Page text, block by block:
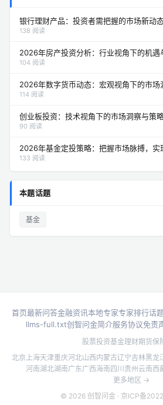
银行理财产品：投资者需把握的市场新动
138 阅读
2026年房产投资分析：行业视角下的机遇
104 阅读
2026年数字货币动态：宏观视角下的市场
114 阅读
创业板投资：技术视角下的市场洞察与策
90 阅读
2026年基金定投策略：把握市场脉搏，实
133 阅读
本题话题
基金
首页最新问答金融资讯本地专家专家排行话
llms-full.txt创智问金简介服务协议免责
股票投资基金理财期货保
北京 上海天津重庆河北山西内蒙古辽宁吉林黑龙
河南湖北湖南广东广西海南四川贵州云南西
更多地区 →
© 2026 创智问金 · 京ICP备